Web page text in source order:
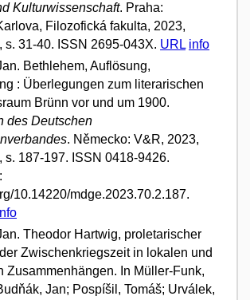
Kulturwissenschaft. Praha:
Filozofická fakulta, 2023,
s. 31-40. ISSN 2695-043X. URL info
Bethlehem, Auflösung,
: Überlegungen zum literarischen
Brünn vor und um 1900.
des Deutschen
. Německo: V&R, 2023,
s. 187-197. ISSN 0418-9426.
10.14220/mdge.2023.70.2.187.
Theodor Hartwig, proletarischer
Zwischenkriegszeit in lokalen und
Zusammenhängen. In Müller-Funk,
Jan; Pospíšil, Tomáš; Urválek,